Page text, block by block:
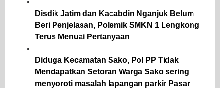
Disdik Jatim dan Kacabdin Nganjuk Belum
Beri Penjelasan, Polemik SMKN 1 Lengkong
Terus Menuai Pertanyaan
Diduga Kecamatan Sako, Pol PP Tidak
Mendapatkan Setoran Warga Sako sering
menyoroti masalah lapangan parkir Pasar